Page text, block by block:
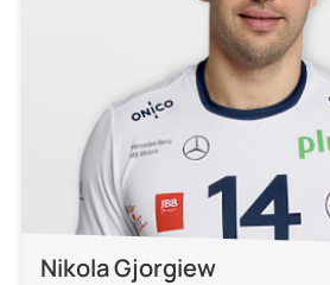
Nikola Gjorgiew